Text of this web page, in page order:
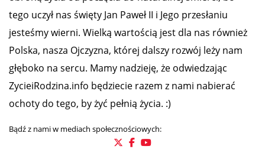
tego uczył nas święty Jan Paweł II i Jego przesłaniu
jesteśmy wierni. Wielką wartością jest dla nas również
Polska, nasza Ojczyzna, której dalszy rozwój leży nam
głęboko na sercu. Mamy nadzieję, że odwiedzając
ZycieiRodzina.info będziecie razem z nami nabierać
ochoty do tego, by żyć pełnią życia. :)
Bądź z nami w mediach społecznościowych: